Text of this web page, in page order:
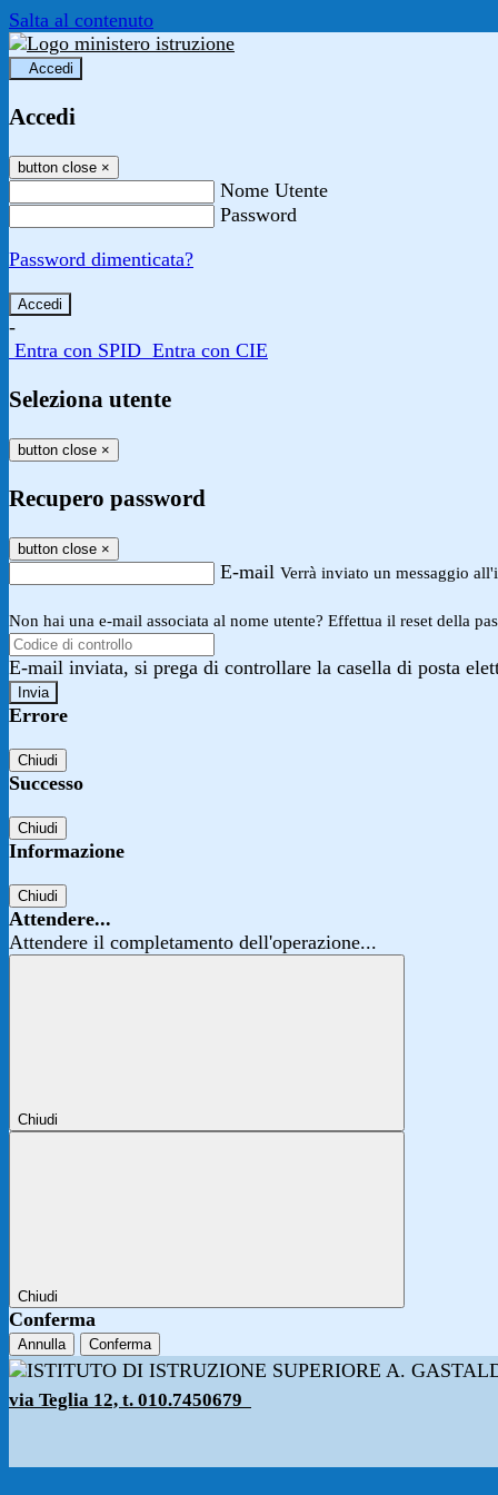
Salta al contenuto
Accedi
Accedi
button close ×
Nome Utente
Password
Password dimenticata?
-
Entra con SPID Entra con CIE
Seleziona utente
button close ×
Recupero password
button close ×
E-mail Verrà inviato un messaggio
Non hai una e-mail associata al nome utente? Effettua il reset della
E-mail inviata, si prega di controllare la casella di posta
Errore
Chiudi
Successo
Chiudi
Informazione
Chiudi
Attendere...
Attendere il completamento dell'operazione...
Chiudi
Chiudi
Conferma
Annulla Conferma
via Teglia 12, t. 010.7450679